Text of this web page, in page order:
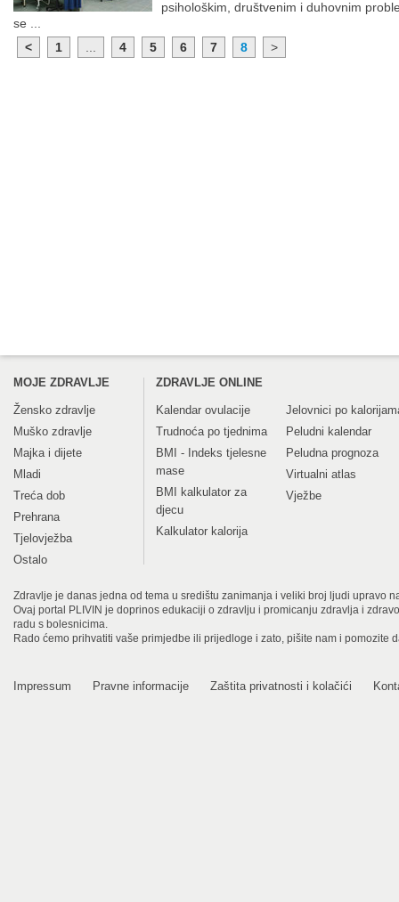
psihološkim, društvenim i duhovnim
se ...
<
1 4 5 6 7 8 >
MOJE ZDRAVLJE
Žensko zdravlje
Muško zdravlje
Majka i dijete
Mladi
Treća dob
Prehrana
Tjelovježba
Ostalo
ZDRAVLJE ONLINE
Kalendar ovulacije
Trudnoća po tjednima
BMI - Indeks tjelesne
mase
BMI kalkulator za
djecu
Kalkulator kalorija
Jelovnici po
Peludni kalendar
Peludna prognoza
Virtualni atlas
Vježbe
Zdravlje je danas jedna od tema u središtu zanimanja i veliki broj ljudi upravo
Ovaj portal PLIVIN je doprinos edukaciji o zdravlju i promicanju zdravlja i
radu s bolesnicima.
Rado ćemo prihvatiti vaše primjedbe ili prijedloge i zato, pišite nam i pomozite
Impressum Pravne informacije Zaštita privatnosti i kolačići